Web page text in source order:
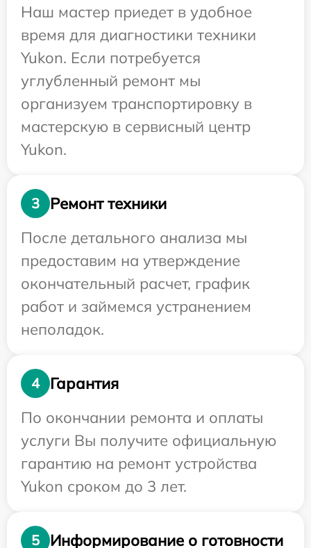
Наш мастер приедет в удобное
время для диагностики техники
Yukon. Если потребуется
углубленный ремонт мы
организуем транспортировку в
мастерскую в сервисный центр
Yukon.
3
Ремонт техники
После детального анализа мы
предоставим на утверждение
окончательный расчет, график
работ и займемся устранением
неполадок.
4
Гарантия
По окончании ремонта и оплаты
услуги Вы получите официальную
гарантию на ремонт устройства
Yukon сроком до 3 лет.
5 Информирование о готовности